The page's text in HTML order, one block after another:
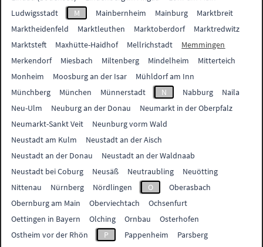
Ludwigsstadt
M Mainbernheim Mainburg
Marktbreit
Marktheidenfeld
Marktleuthen Marktoberdorf
Marktredwitz
Marktsteft
Maxhütte-Haidhof Mellrichstadt
Memmingen
Merkendorf
Miesbach Miltenberg Mindelheim
Mitterteich
Monheim
Moosburg an der Isar
Mühldorf am Inn
Münchberg
München Münnerstadt N Nabburg
Naila
Neu-Ulm
Neuburg an der Donau
Neumarkt in der Oberpfalz
Neumarkt-Sankt Veit
Neunburg vorm Wald
Neustadt am Kulm
Neustadt an der Aisch
Neustadt an der Donau
Neustadt an der Waldnaab
Neustadt bei Coburg
Neusäß Neutraubling
Neuötting
Nittenau
Nürnberg Nördlingen O
Oberasbach
Obernburg am Main
Oberviechtach
Ochsenfurt
Oettingen in Bayern
Olching Ornbau
Osterhofen
Ostheim vor der Rhön
P Pappenheim
Parsberg